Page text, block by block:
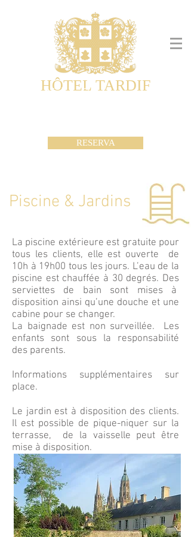
HÔTEL TARDIF
Noble Guesthouse
RESERVA
Piscine & Jardins
La piscine extérieure est gratuite pour
tous les clients, elle est ouverte de
10h à 19h00 tous les jours. L’eau de la
piscine est chauffée à 30 degrés. Des
serviettes de bain sont mises à
disposition ainsi qu’une douche et une
cabine pour se changer.
La baignade est non surveillée. Les
enfants sont sous la responsabilité
des parents.
Informations supplémentaires sur
place.
Le jardin est à disposition des clients.
Il est possible de pique-niquer sur la
terrasse, de la vaisselle peut être
mise à disposition.